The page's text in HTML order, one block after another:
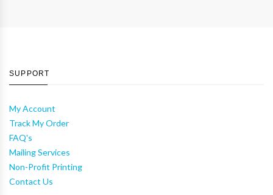
SUPPORT
My Account
Track My Order
FAQ's
Mailing Services
Non-Profit Printing
Contact Us